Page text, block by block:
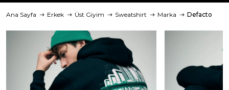
Ana Sayfa Erkek Üst Giyim Sweatshirt Marka Defacto